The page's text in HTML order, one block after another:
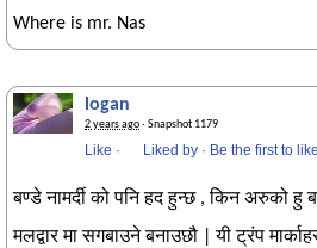
Where is mr. Nas
logan
2 years ago· Snapshot 1179
Like · Liked by · Be the first to
बण्डे नामर्दी को पनि हद हुन्छ , किन अरुको हु
मलद्वार मा सगबाउने बनाउछौ | यी ट्रंप